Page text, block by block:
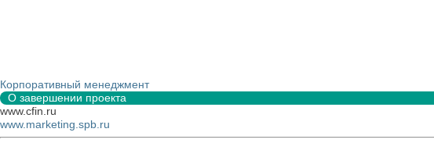
Корпоративный менеджмент
О завершении проекта
www.cfin.ru
www.marketing.spb.ru